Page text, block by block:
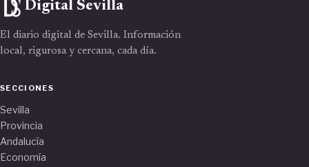
Digital Sevilla
El diario digital de Sevilla. Información
local, rigurosa y cercana, cada día.
SECCIONES
Sevilla
Provincia
Andalucía
Economía